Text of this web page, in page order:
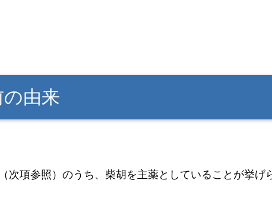
由来
次項参照）のうち、柴胡を主薬としていることが挙げ